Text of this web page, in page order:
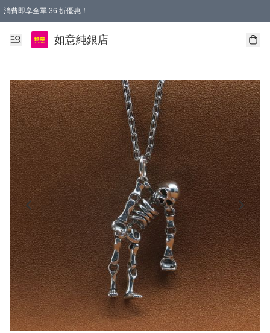
消費即享全單 36 折優惠！
購物满$50，全國包郵。Free shopping on orders over $50.
如意純銀店